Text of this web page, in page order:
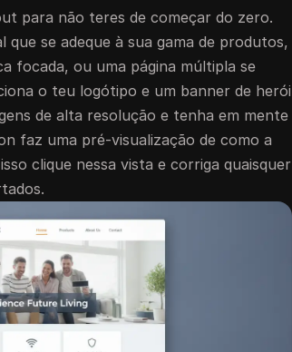
para não teres de começar do zero.
que se adeque à sua gama de produtos,
focada, ou uma página múltipla se
o teu logótipo e um banner de herói
de alta resolução e tenha em mente
faz uma pré-visualização de como a
clique nessa vista e corriga quaisquer